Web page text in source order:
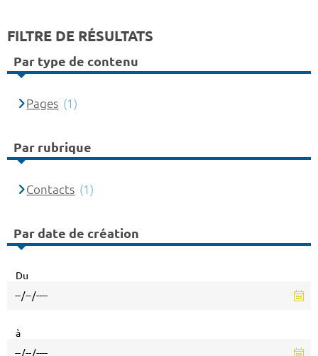
FILTRE DE RÉSULTATS
Par type de contenu
Pages (1)
Par rubrique
Contacts (1)
Par date de création
Du
à